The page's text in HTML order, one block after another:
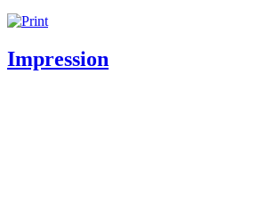
Impression